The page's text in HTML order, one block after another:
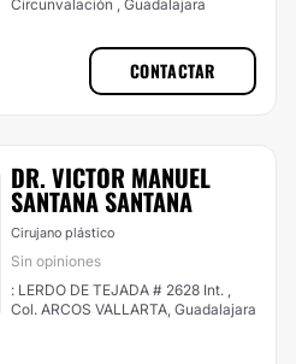
Circunvalación , Guadalajara
CONTACTAR
DR. VICTOR MANUEL
SANTANA SANTANA
Cirujano plástico
Sin opiniones
: LERDO DE TEJADA # 2628 Int. ,
Col. ARCOS VALLARTA, Guadalajara